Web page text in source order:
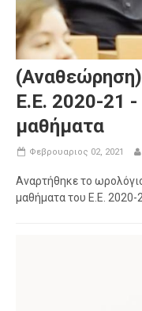
Ε.Ε. 2020-21
μαθήματα
Φεβρουαριος 02, 2021
Αναρτήθηκε το
μαθήματα του Ε.Ε. 2020-